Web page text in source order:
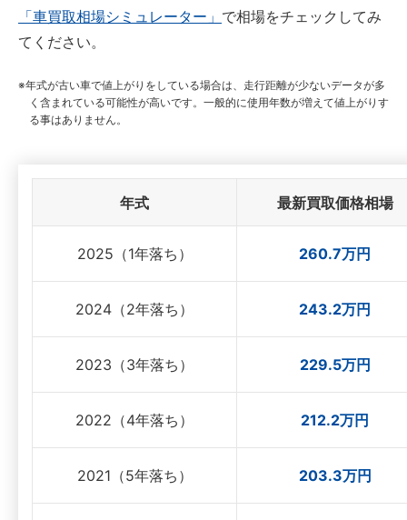
「車買取相場シミュレーター」 で相場をチェックしてみ
てください。
年式が古い車で値上がりをしている場合は、走行距離が少ないデータが多
く含まれている可能性が高いです。一般的に使用年数が増えて値上がりす
る事はありません。
年式 最新買取価格相場
2025（1年落ち） 260.7万円
2024（2年落ち） 243.2万円
2023（3年落ち） 229.5万円
2022（4年落ち） 212.2万円
2021（5年落ち） 203.3万円